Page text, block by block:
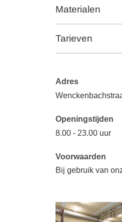
Materialen
Tarieven
Adres
Openingstijden
8.00 - 23.00 uur
Voorwaarden
Bij gebruik van